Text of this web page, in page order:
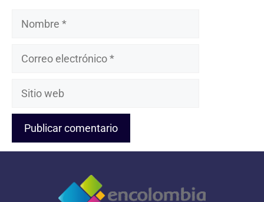
Nombre
Sitio